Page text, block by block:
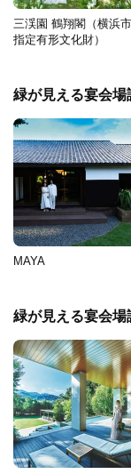
三渓園 鶴翔閣（横浜市
指定有形文化財）
緑が見える宴会場
MAYA
緑が見える宴会場